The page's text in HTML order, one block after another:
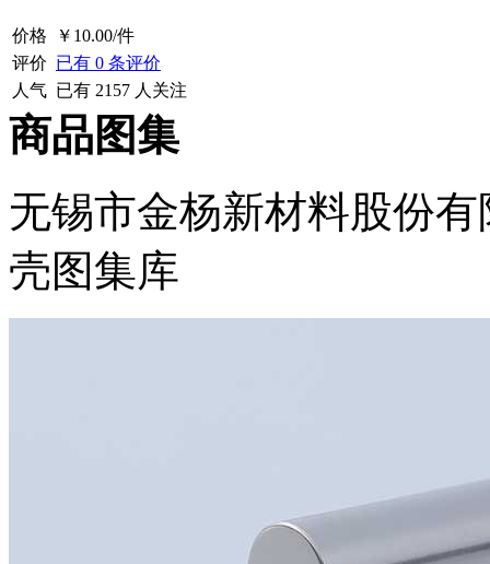
价格 ￥ 10.00/件
评价 已有 0 条评价
人气 已有 2157 人关注
商品图集
无锡市金杨新材料股份
壳图集库